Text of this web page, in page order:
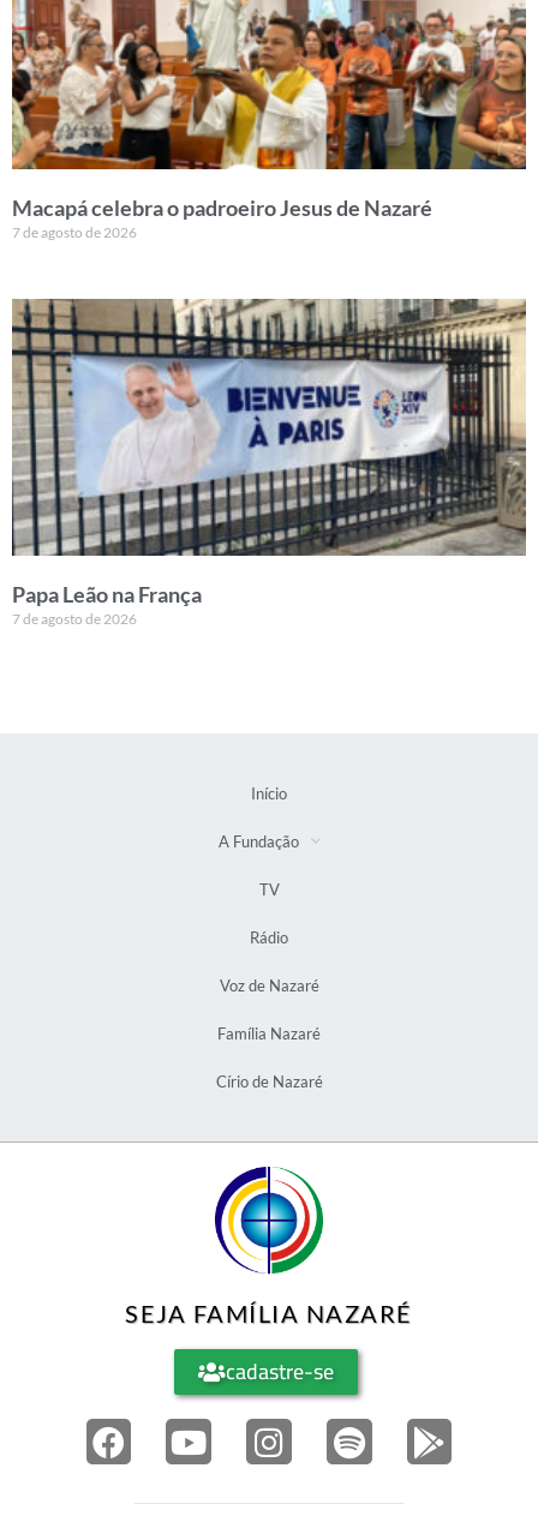
Macapá celebra o padroeiro Jesus de Nazaré
7 de agosto de 2026
Papa Leão na França
7 de agosto de 2026
Início
A Fundação
TV
Rádio
Voz de Nazaré
Família Nazaré
Círio de Nazaré
SEJA FAMÍLIA NAZARÉ
cadastre-se